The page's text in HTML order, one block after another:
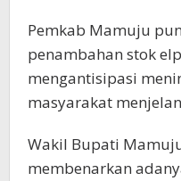
Pemkab Mamuju
penambahan stok
mengantisipasi
masyarakat
Wakil Bupati
membenarkan